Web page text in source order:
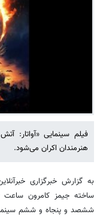
فیلم سینمایی «آواتار:
هنرمندان اکران می‌شود.
ششصد و پنجاه و ششم